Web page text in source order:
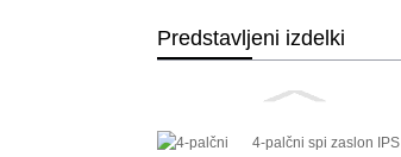
Predstavljeni izdelki
4-palčni spi zaslon IPS